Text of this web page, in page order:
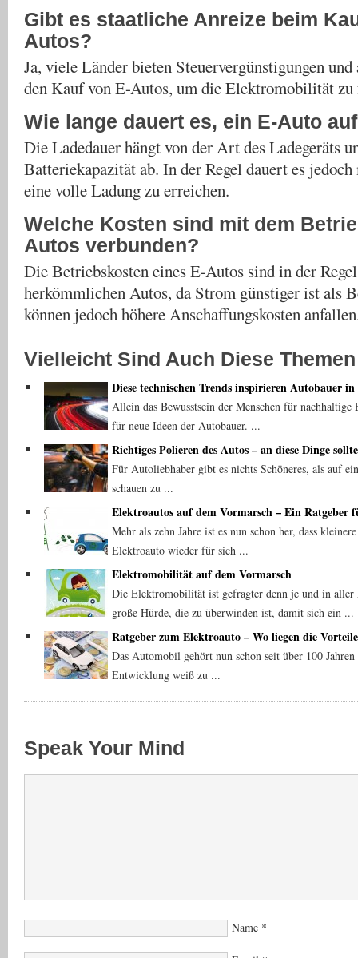
Gibt es staatliche Anreize beim
Autos?
Ja, viele Länder bieten Steuervergünstigungen
den Kauf von E-Autos, um die Elektromobilität zu
Wie lange dauert es, ein E-Auto
Die Ladedauer hängt von der Art des Ladegeräts
Batteriekapazität ab. In der Regel dauert es
eine volle Ladung zu erreichen.
Welche Kosten sind mit dem
Autos verbunden?
Die Betriebskosten eines E-Autos sind in der
herkömmlichen Autos, da Strom günstiger ist als
können jedoch höhere Anschaffungskosten
Vielleicht Sind Auch Diese
Diese technischen Trends inspirieren Autobauer
Allein das Bewusstsein der Menschen für
für neue Ideen der Autobauer. ...
Richtiges Polieren des Autos – an diese Dinge
Für Autoliebhaber gibt es nichts Schöneres, als auf
schauen zu ...
Elektroautos auf dem Vormarsch – Ein
Mehr als zehn Jahre ist es nun schon her, dass
Elektroauto wieder für sich ...
Elektromobilität auf dem Vormarsch
Die Elektromobilität ist gefragter denn je und in aller
große Hürde, die zu überwinden ist, damit sich ein ...
Ratgeber zum Elektroauto – Wo liegen die
Das Automobil gehört nun schon seit über 100
Entwicklung weiß zu ...
Speak Your Mind
Name *